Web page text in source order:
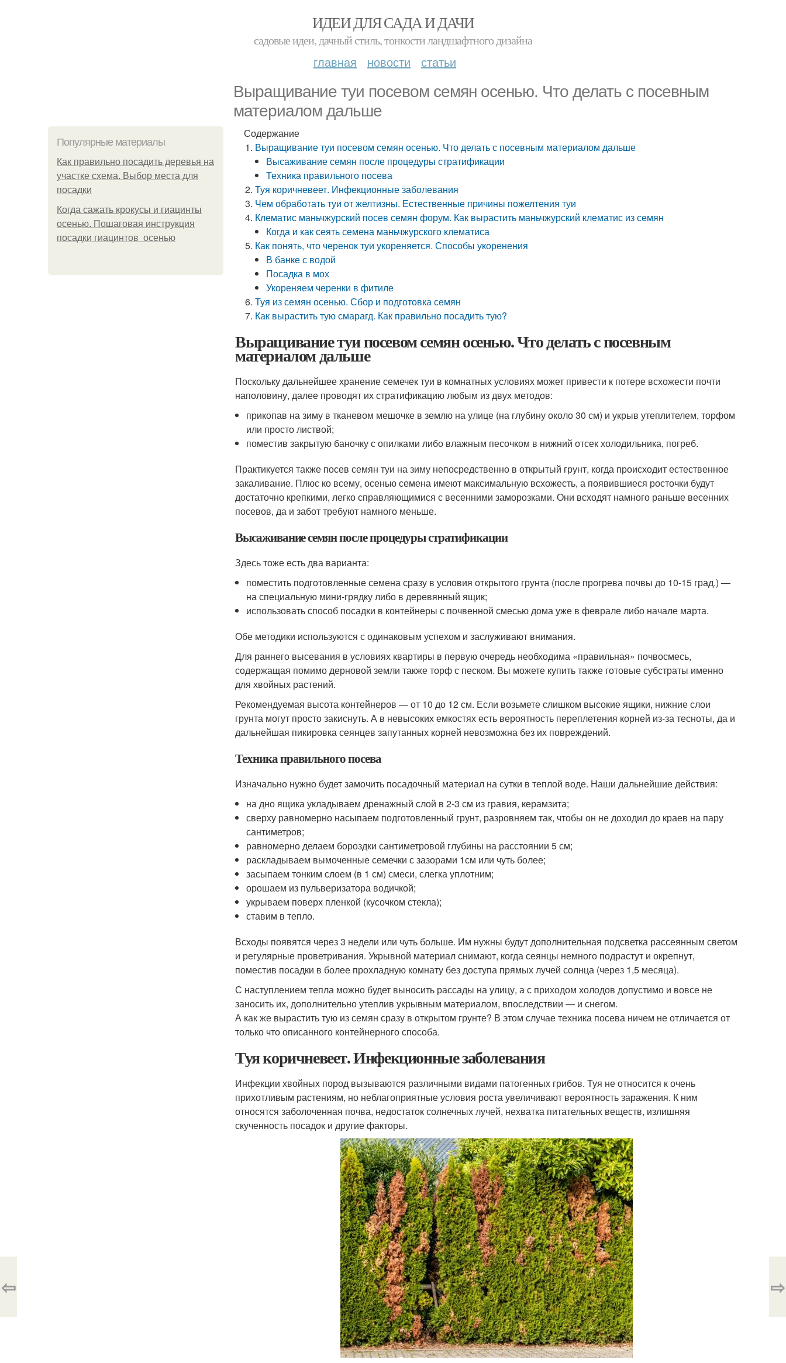
ИДЕИ ДЛЯ САДА И ДАЧИ
садовые идеи, дачный стиль, тонкости ландшафтного дизайна
главная новости статьи
Выращивание туи посевом семян осенью. Что делать с посевным
материалом дальше
Популярные материалы
Как правильно посадить деревья на
участке схема. Выбор места для
посадки
Когда сажать крокусы и гиацинты
осенью. Пошаговая инструкция
посадки гиацинтов осенью
Содержание
Выращивание туи посевом семян осенью. Что делать с посевным материалом дальше
Высаживание семян после процедуры стратификации
Техника правильного посева
Туя коричневеет. Инфекционные заболевания
Чем обработать туи от желтизны. Естественные причины пожелтения туи
Клематис маньчжурский посев семян форум. Как вырастить маньчжурский клематис из семян
Когда и как сеять семена маньчжурского клематиса
Как понять, что черенок туи укореняется. Способы укоренения
В банке с водой
Посадка в мох
Укореняем черенки в фитиле
Туя из семян осенью. Сбор и подготовка семян
Как вырастить тую смарагд. Как правильно посадить тую?
Выращивание туи посевом семян осенью. Что делать с посевным
материалом дальше
Поскольку дальнейшее хранение семечек туи в комнатных условиях может привести к потере всхожести почти
наполовину, далее проводят их стратификацию любым из двух методов:
прикопав на зиму в тканевом мешочке в землю на улице (на глубину около 30 см) и укрыв утеплителем, торфом
или просто листвой;
поместив закрытую баночку с опилками либо влажным песочком в нижний отсек холодильника, погреб.
Практикуется также посев семян туи на зиму непосредственно в открытый грунт, когда происходит естественное
закаливание. Плюс ко всему, осенью семена имеют максимальную всхожесть, а появившиеся росточки будут
достаточно крепкими, легко справляющимися с весенними заморозками. Они всходят намного раньше весенних
посевов, да и забот требуют намного меньше.
Высаживание семян после процедуры стратификации
Здесь тоже есть два варианта:
поместить подготовленные семена сразу в условия открытого грунта (после прогрева почвы до 10-15 град.) —
на специальную мини-грядку либо в деревянный ящик;
использовать способ посадки в контейнеры с почвенной смесью дома уже в феврале либо начале марта.
Обе методики используются с одинаковым успехом и заслуживают внимания.
Для раннего высевания в условиях квартиры в первую очередь необходима «правильная» почвосмесь,
содержащая помимо дерновой земли также торф с песком. Вы можете купить также готовые субстраты именно
для хвойных растений.
Рекомендуемая высота контейнеров — от 10 до 12 см. Если возьмете слишком высокие ящики, нижние слои
грунта могут просто закиснуть. А в невысоких емкостях есть вероятность переплетения корней из-за тесноты, да и
дальнейшая пикировка сеянцев запутанных корней невозможна без их повреждений.
Техника правильного посева
Изначально нужно будет замочить посадочный материал на сутки в теплой воде. Наши дальнейшие действия:
на дно ящика укладываем дренажный слой в 2-3 см из гравия, керамзита;
сверху равномерно насыпаем подготовленный грунт, разровняем так, чтобы он не доходил до краев на пару
сантиметров;
равномерно делаем бороздки сантиметровой глубины на расстоянии 5 см;
раскладываем вымоченные семечки с зазорами 1см или чуть более;
засыпаем тонким слоем (в 1 см) смеси, слегка уплотним;
орошаем из пульверизатора водичкой;
укрываем поверх пленкой (кусочком стекла);
ставим в тепло.
Всходы появятся через 3 недели или чуть больше. Им нужны будут дополнительная подсветка рассеянным светом
и регулярные проветривания. Укрывной материал снимают, когда сеянцы немного подрастут и окрепнут,
поместив посадки в более прохладную комнату без доступа прямых лучей солнца (через 1,5 месяца).
С наступлением тепла можно будет выносить рассады на улицу, а с приходом холодов допустимо и вовсе не
заносить их, дополнительно утеплив укрывным материалом, впоследствии — и снегом.
А как же вырастить тую из семян сразу в открытом грунте? В этом случае техника посева ничем не отличается от
только что описанного контейнерного способа.
Туя коричневеет. Инфекционные заболевания
Инфекции хвойных пород вызываются различными видами патогенных грибов. Туя не относится к очень
прихотливым растениям, но неблагоприятные условия роста увеличивают вероятность заражения. К ним
относятся заболоченная почва, недостаток солнечных лучей, нехватка питательных веществ, излишняя
скученность посадок и другие факторы.
⇦ ⇨